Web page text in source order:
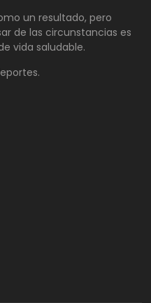
un resultado, pero
de las circunstancias es
vida saludable.